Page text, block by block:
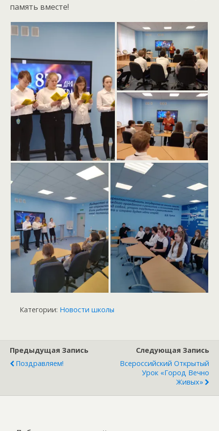
память вместе!
Категории: Новости школы
Предыдущая Запись
Поздравляем!
Следующая Запись
Всероссийский Открытый
Урок «Город Вечно
Живых»